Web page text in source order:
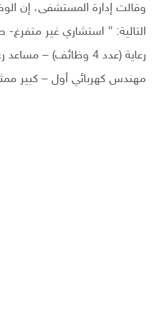
وقالت إدارة المستشفى، إن
التالية: ” استشاري غير
رعاية (عدد 4 وظائف)
مهندس كهربائي أول – كبير